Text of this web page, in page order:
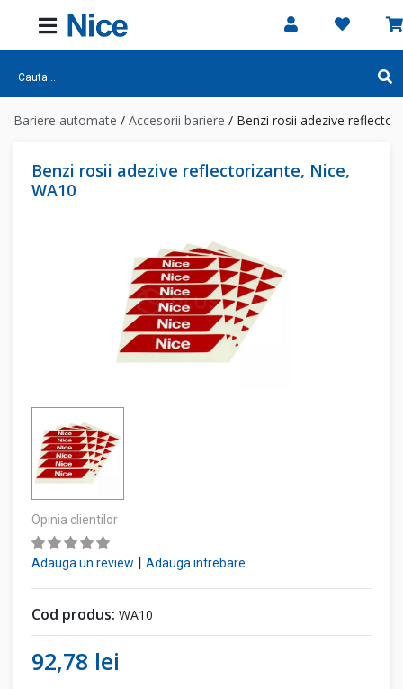
Bariere automate / Accesorii bariere / Benzi rosii adezive
Benzi rosii adezive reflectorizante, Nice,
WA10
Opinia clientilor
Adauga un review Adauga intrebare
Cod produs: WA10
92,78 lei